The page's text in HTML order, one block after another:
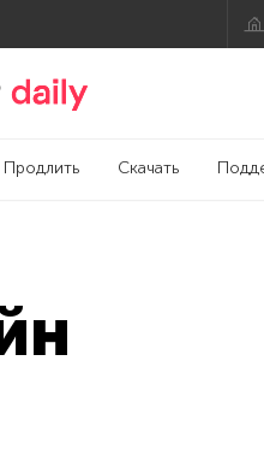
Продлить Скачать